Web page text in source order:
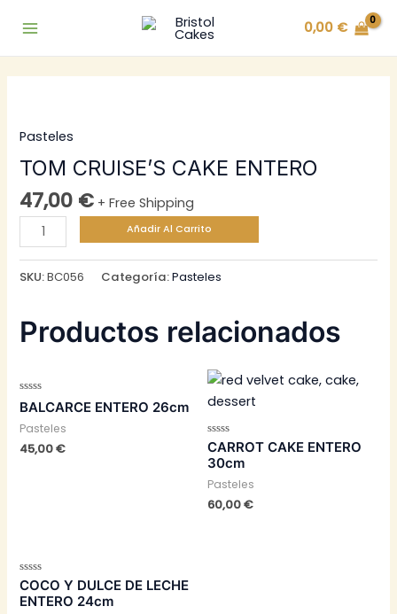
contenido
Menu
0,00 €
Pasteles
TOM CRUISE’S CAKE ENTERO
47,00 € + Free Shipping
TOM
CRUISE'S
Añadir Al Carrito
SKU:BC056 Categoría:Pasteles
Productos relacionados
Valorado
con
0
de
5
BALCARCE ENTERO 26cm
Pasteles
45,00€
Valorado
con
0
5
CARROT CAKE ENTERO
30cm
Pasteles
60,00€
Valorado
con
0
COCO Y DULCE DE LECHE
ENTERO 24cm